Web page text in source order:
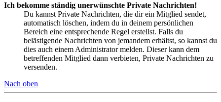
Ich bekomme ständig unerwünschte Private Nachrichten!
Du kannst Private Nachrichten, die dir ein Mitglied sendet,
automatisch löschen, indem du in deinem persönlichen
Bereich eine entsprechende Regel erstellst. Falls du
belästigende Nachrichten von jemandem erhältst, so kannst du
dies auch einem Administrator melden. Dieser kann dem
betreffenden Mitglied dann verbieten, Private Nachrichten zu
versenden.
Nach oben